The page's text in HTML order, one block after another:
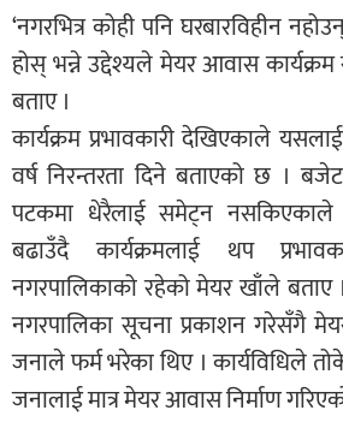
‘नगरभित्र कोही पनि घरबारविहीन
होस् भन्ने उद्देश्यले मेयर आवास
बताए ।
कार्यक्रम प्रभावकारी देखिएकाले
वर्ष निरन्तरता दिने बताएको छ ।
पटकमा धेरैलाई समेट्न नसकिएकाले
बढाउँदै कार्यक्रमलाई थप
नगरपालिकाको रहेको मेयर खाँले
नगरपालिका सूचना प्रकाशन गरेसँगै
जनाले फर्म भरेका थिए । कार्यविधिले
जनालाई मात्र मेयर आवास निर्माण